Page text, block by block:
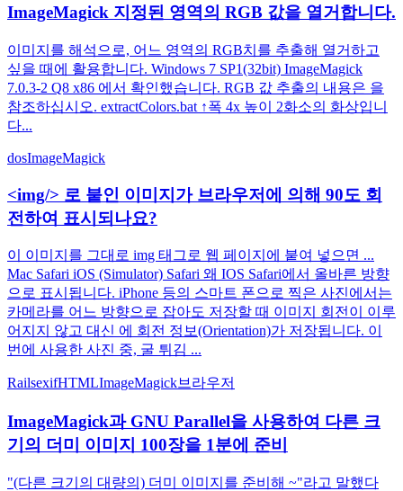
ImageMagick 지정된 영역의 RGB 값을 열거합니다.
이미지를 해석으로, 어느 영역의 RGB치를 추출해 열거하고
싶을 때에 활용합니다. Windows 7 SP1(32bit) ImageMagick
7.0.3-2 Q8 x86 에서 확인했습니다. RGB 값 추출의 내용은 을
참조하십시오. extractColors.bat ↑폭 4x 높이 2화소의 화상입니
다...
dosImageMagick
<img/> 로 붙인 이미지가 브라우저에 의해 90도 회
전하여 표시되나요?
이 이미지를 그대로 img 태그로 웹 페이지에 붙여 넣으면 ...
Mac Safari iOS (Simulator) Safari 왜 IOS Safari에서 올바른 방향
으로 표시됩니다. iPhone 등의 스마트 폰으로 찍은 사진에서는
카메라를 어느 방향으로 잡아도 저장할 때 이미지 회전이 이루
어지지 않고 대신 에 회전 정보(Orientation)가 저장됩니다. 이
번에 사용한 사진 중, 굴 튀김 ...
RailsexifHTMLImageMagick브라우저
ImageMagick과 GNU Parallel을 사용하여 다른 크
기의 더미 이미지 100장을 1분에 준비
"(다른 크기의 대량의) 더미 이미지를 준비해 ~"라고 말했다